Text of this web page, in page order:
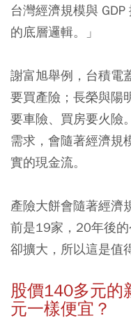
台灣經濟規模與
的底層邏輯。」
謝富旭舉例，台積電
要買產險；長榮與陽
要車險、買房要火險
需求，會隨著經濟規
實的現金流。
產險大餅會隨著經濟
前是19家，20年後
卻擴大，所以這是值
股價140多元的
元一樣便宜？